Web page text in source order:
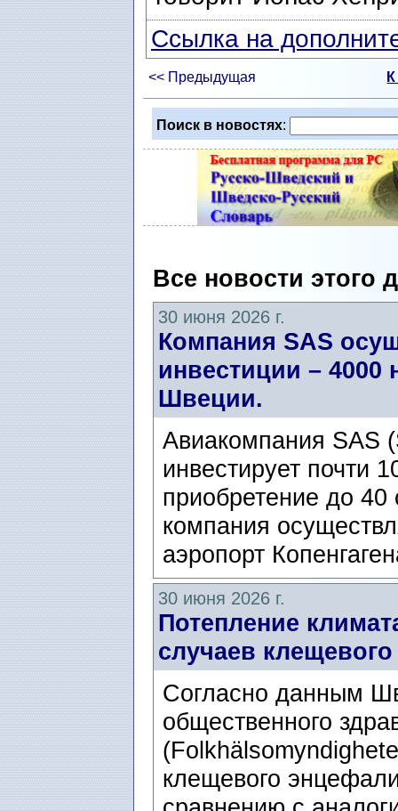
Ссылка на
<< Предыдущая
Поиск в новостях:
Все новости этого
30 июня 2026 г.
Компания SAS
инвестиции – 4000
Швеции.
Авиакомпания SAS
инвестирует почти
приобретение до
компания
аэропорт
30 июня 2026 г.
Потепление
случаев
Согласно данным
общественного
клещевого